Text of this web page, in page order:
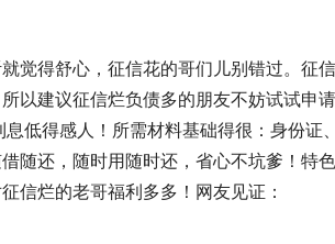
觉得舒心，征信花的哥们儿别错过。征
以建议征信烂负债多的朋友不妨试试申
低得感人！所需材料基础得很：身份证
随还，随时用随时还，省心不坑爹！特
信烂的老哥福利多多！网友见证：